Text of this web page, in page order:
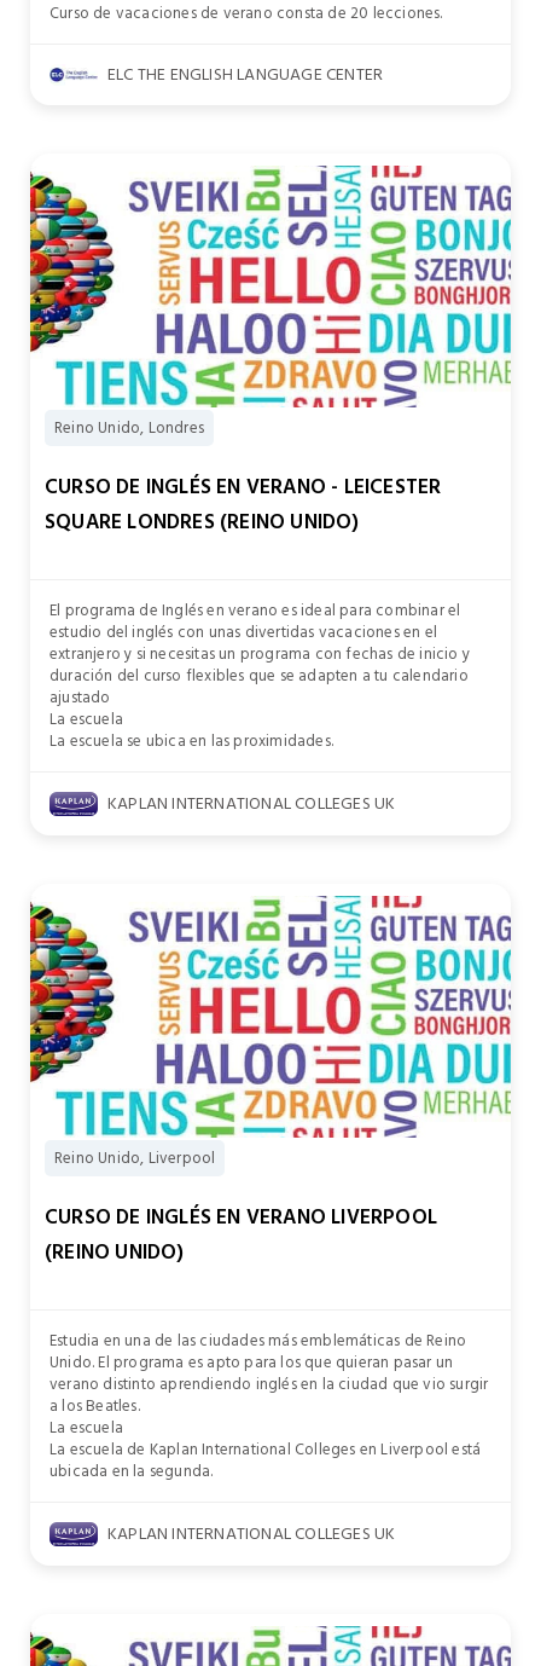
Curso de vacaciones de verano consta de 20 lecciones.
ELC THE ENGLISH LANGUAGE CENTER
Reino Unido, Londres
CURSO DE INGLÉS EN VERANO - LEICESTER
SQUARE LONDRES (REINO UNIDO)
El programa de Inglés en verano es ideal para combinar el
estudio del inglés con unas divertidas vacaciones en el
extranjero y si necesitas un programa con fechas de inicio y
duración del curso flexibles que se adapten a tu calendario
ajustado
La escuela
La escuela se ubica en las proximidades.
KAPLAN INTERNATIONAL COLLEGES UK
Reino Unido, Liverpool
CURSO DE INGLÉS EN VERANO LIVERPOOL
(REINO UNIDO)
Estudia en una de las ciudades más emblemáticas de Reino
Unido. El programa es apto para los que quieran pasar un
verano distinto aprendiendo inglés en la ciudad que vio surgir
a los Beatles.
La escuela
La escuela de Kaplan International Colleges en Liverpool está
ubicada en la segunda.
KAPLAN INTERNATIONAL COLLEGES UK